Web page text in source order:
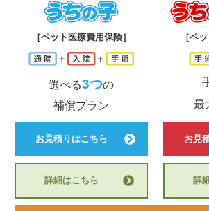
うちの子
［ペット医療費用保険］
選べる3つの
補償プラン
お見積りはこちら
［ペ
最
お見
詳細はこちら 詳